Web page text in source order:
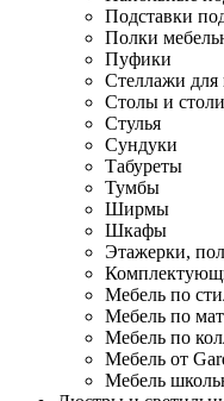
Подставки
Полки
Пуфики
Стеллажи для
Столы и
Стулья
Сундуки
Табуреты
Тумбы
Ширмы
Шкафы
Этажерки,
Мебель по
Мебель по
Мебель по
Мебель от
Мебель